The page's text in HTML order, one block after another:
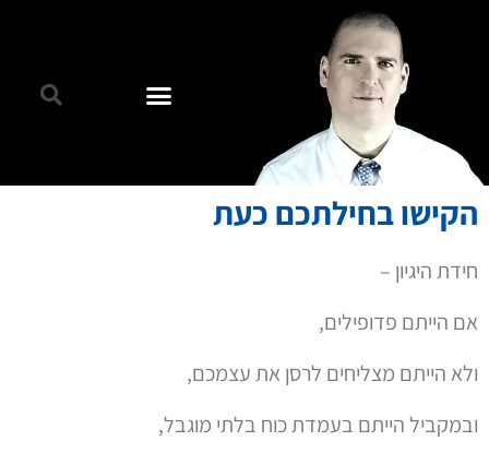
הקישו בחילתכם כעת
חידת היגיון –
אם הייתם פדופילים,
ולא הייתם מצליחים לרסן את עצמכם,
ובמקביל הייתם בעמדת כוח בלתי מוגבל,